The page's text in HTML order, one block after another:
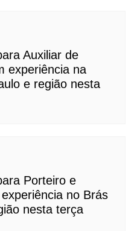
Auxiliar de
experiência na
e região nesta
Porteiro e
no Brás
nesta terça